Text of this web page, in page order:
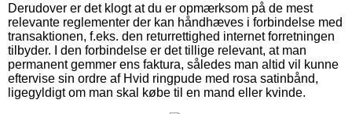
Derudover er det klogt at du er opmærksom på de mest
relevante reglementer der kan håndhæves i forbindelse med
transaktionen, f.eks. den returrettighed internet forretningen
tilbyder. I den forbindelse er det tillige relevant, at man
permanent gemmer ens faktura, således man altid vil kunne
eftervise sin ordre af Hvid ringpude med rosa satinbånd,
ligegyldigt om man skal købe til en mand eller kvinde.